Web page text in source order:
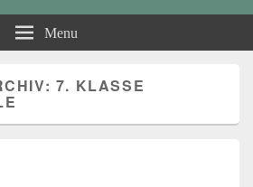
Landeskunde
Menu
7. KLASSE